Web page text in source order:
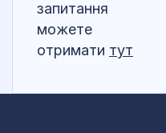
запитання
можете
отримати тут